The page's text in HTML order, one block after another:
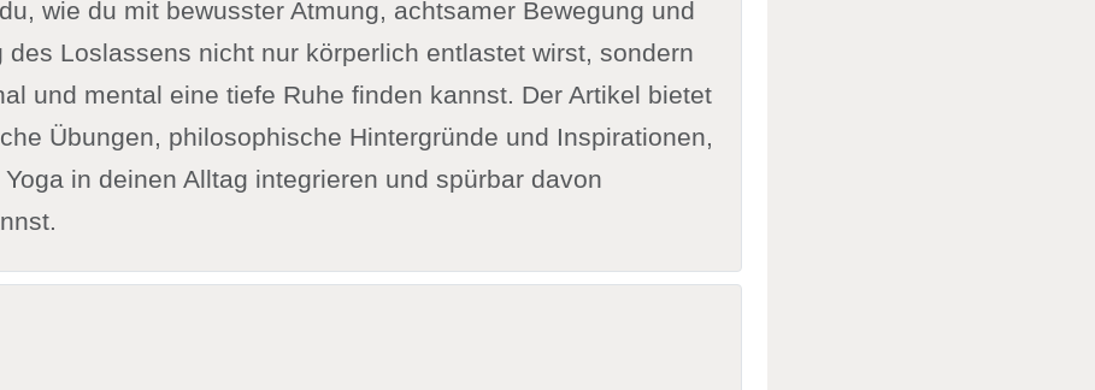
wie du mit bewusster Atmung, achtsamer Bewegung und
des Loslassens nicht nur körperlich entlastet wirst, sondern
und mental eine tiefe Ruhe finden kannst. Der Artikel bietet
Übungen, philosophische Hintergründe und Inspirationen,
in deinen Alltag integrieren und spürbar davon